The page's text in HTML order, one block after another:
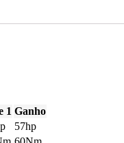
1 Ganho
57hp